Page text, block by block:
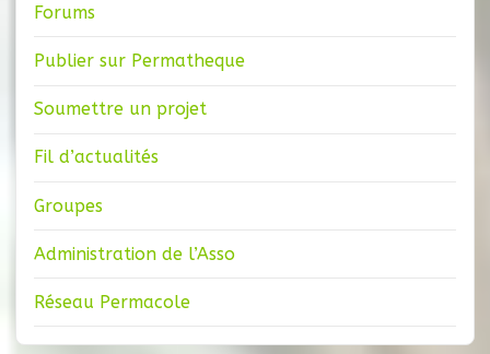
Forums
Publier sur Permatheque
Soumettre un projet
Fil d’actualités
Groupes
Administration de l’Asso
Réseau Permacole